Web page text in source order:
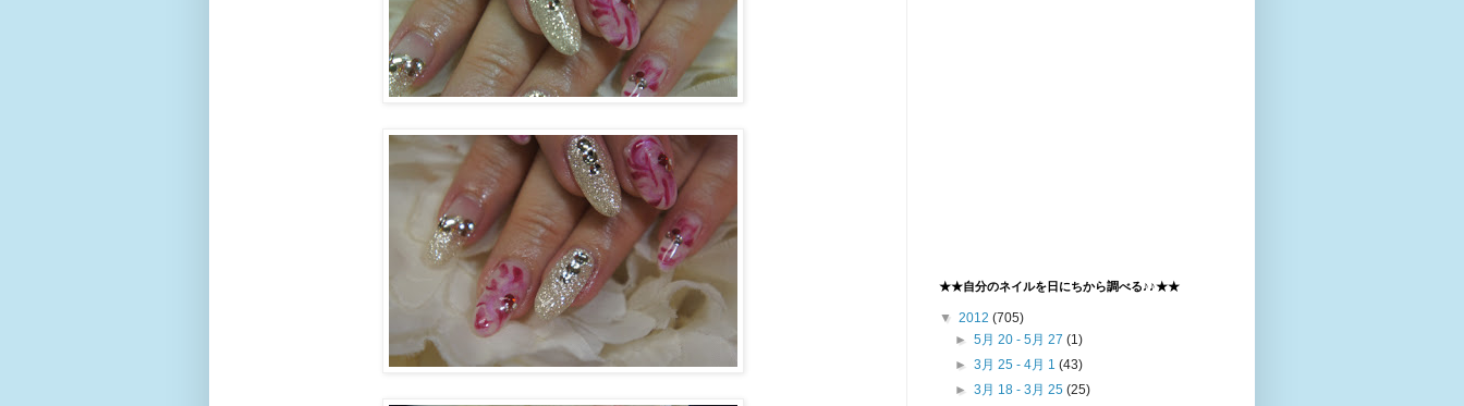
★★自分のネイルを日にちから調べる♪♪★★
▼ 2012 (705)
►5月 20 - 5月 27(1)
►3月 25 - 4月 1(43)
►3月 18 - 3月 25(25)